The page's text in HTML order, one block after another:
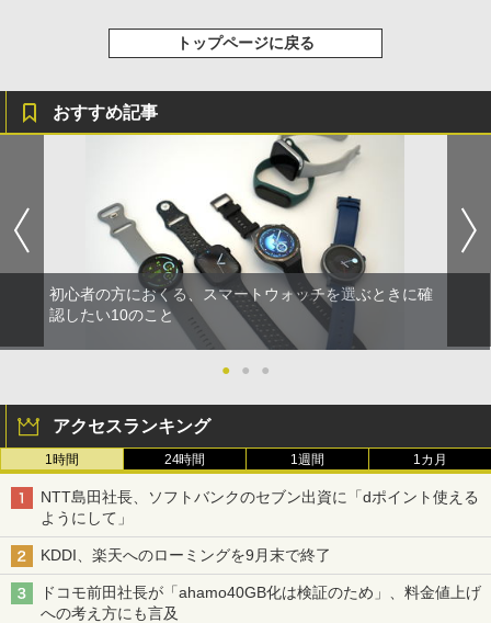
トップページに戻る
おすすめ記事
初心者の方におくる、スマートウォッチを選ぶときに確
認したい10のこと
● ● ●
アクセスランキング
1時間 24時間 1週間 1カ月
NTT島田社長、ソフトバンクのセブン出資に「dポイント使える
ようにして」
KDDI、楽天へのローミングを9月末で終了
ドコモ前田社長が「ahamo40GB化は検証のため」、料金値上げ
への考え方にも言及